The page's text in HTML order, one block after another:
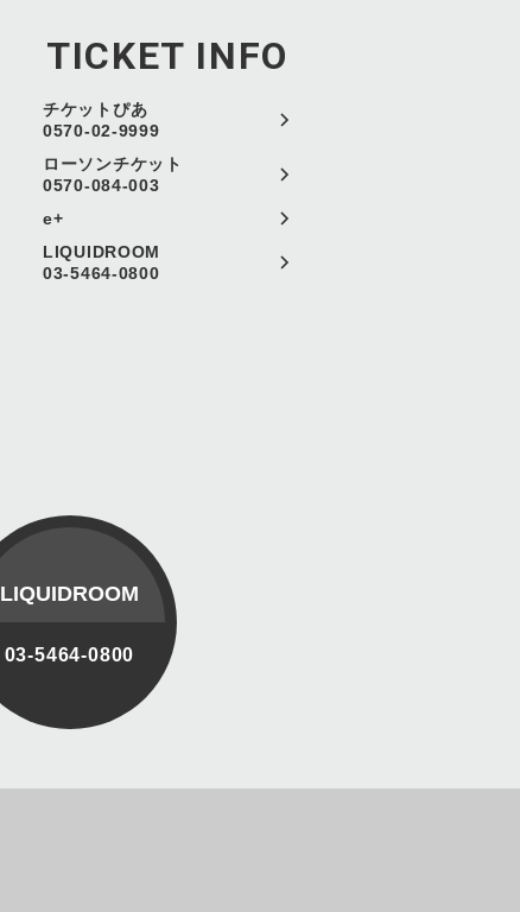
TICKET INFO
チケットぴあ
0570-02-9999
ローソンチケット
0570-084-003
e+
LIQUIDROOM
03-5464-0800
LIQUIDROOM
03-5464-0800